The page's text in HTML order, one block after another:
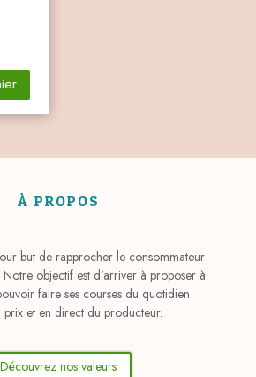
À PROPOS
but de rapprocher le consommateur
objectif est d’arriver à proposer à
faire ses courses du quotidien
et en direct du producteur.
Découvrez nos valeurs